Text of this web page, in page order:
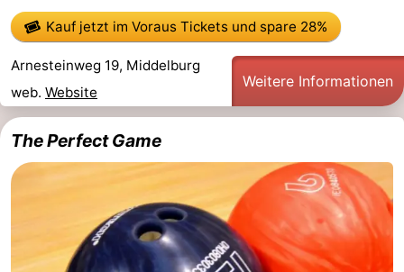
Kauf jetzt im Voraus Tickets und spare 28%
Arnesteinweg 19, Middelburg
web. Website
Weitere Informationen
The Perfect Game